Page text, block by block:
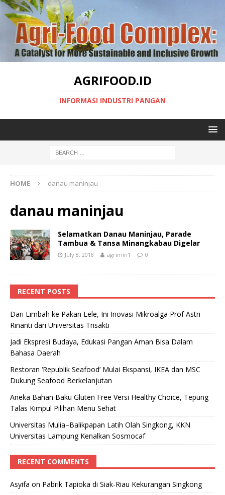
AGRIFOOD.ID
INFORMASI INDUSTRI PANGAN
HOME danau maninjau
danau maninjau
Selamatkan Danau Maninjau, Parade
Tambua & Tansa Minangkabau Digelar
July 8, 2018 agrimin1 0
RECENT POSTS
Dari Limbah ke Pakan Lele, Ini Inovasi Mikroalga Prof Astri
Rinanti dari Universitas Trisakti
Jadi Ekspresi Budaya, Edukasi Pangan Aman Bisa Dalam
Bahasa Daerah
Restoran ‘Republik Seafood’ Mulai Ekspansi, IKEA dan MSC
Dukung Seafood Berkelanjutan
Aneka Bahan Baku Gluten Free Versi Healthy Choice, Tepung
Talas Kimpul Pilihan Menu Sehat
Universitas Mulia–Balikpapan Latih Olah Singkong, KKN
Universitas Lampung Kenalkan Sosmocaf
RECENT COMMENTS
Asyifa on Pabrik Tapioka di Siak-Riau Kekurangan Singkong